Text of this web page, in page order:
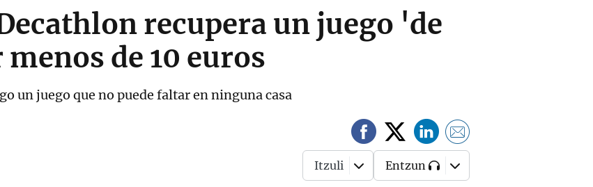
recupera un juego 'de
de 10 euros
un juego que no puede faltar en ninguna casa
Itzuli Entzun